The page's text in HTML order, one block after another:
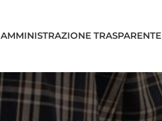
AMMINISTRAZIONE TRASPARENTE